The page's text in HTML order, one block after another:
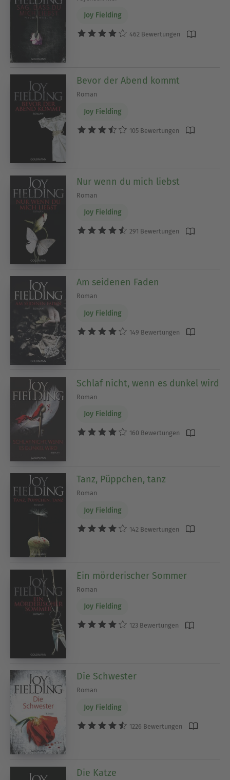
Joy Fielding
462 Bewertungen
Bevor der Abend kommt
Roman
Joy Fielding
105 Bewertungen
Nur wenn du mich liebst
Roman
Joy Fielding
291 Bewertungen
Am seidenen Faden
Roman
Joy Fielding
149 Bewertungen
Schlaf nicht, wenn es dunkel wird
Roman
Joy Fielding
160 Bewertungen
Tanz, Püppchen, tanz
Roman
Joy Fielding
142 Bewertungen
Ein mörderischer Sommer
Roman
Joy Fielding
123 Bewertungen
Die Schwester
Roman
Joy Fielding
1226 Bewertungen
Die Katze